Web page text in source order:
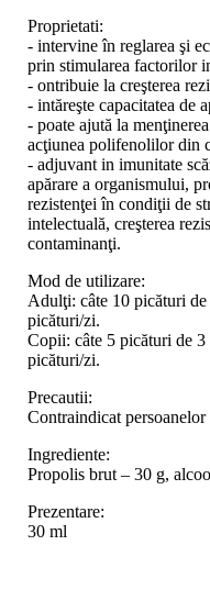
Proprietati:
- intervine în reglarea şi
prin stimularea factorilor
- ontribuie la creşterea
- intăreşte capacitatea de
- poate ajută la
acţiunea polifenolilor din
- adjuvant in imunitate
apărare a organismului,
rezistenţei în condiţii de
intelectuală, creşterea
contaminanţi.
Mod de utilizare:
Adulţi: câte 10 picături
picături/zi.
Copii: câte 5 picături de
picături/zi.
Precautii:
Contraindicat
Ingrediente:
Propolis brut – 30 g,
Prezentare:
30 ml